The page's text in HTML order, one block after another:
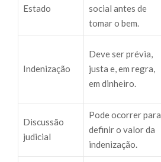
Estado
social antes de
tomar o bem.
Indenização
Deve ser prévia,
justa e, em regra,
em dinheiro.
Discussão
judicial
Pode ocorrer para
definir o valor da
indenização.